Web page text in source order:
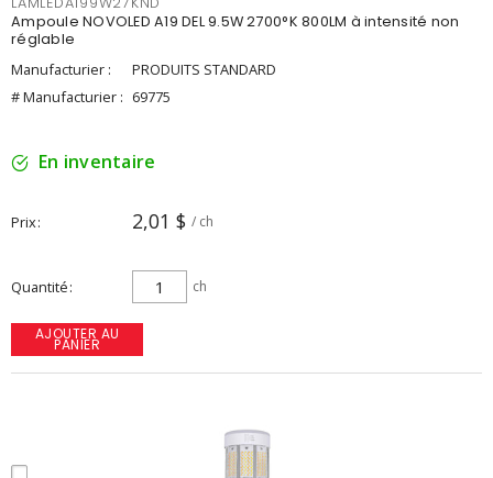
Ampoule NOVOLED A19 DEL 9.5W 2700°K 800LM à intensité non
réglable
Manufacturier :
PRODUITS STANDARD
# Manufacturier : 69775
En inventaire
Prix 2,01 $ / ch
Quantité ch
AJOUTER AU
PANIER